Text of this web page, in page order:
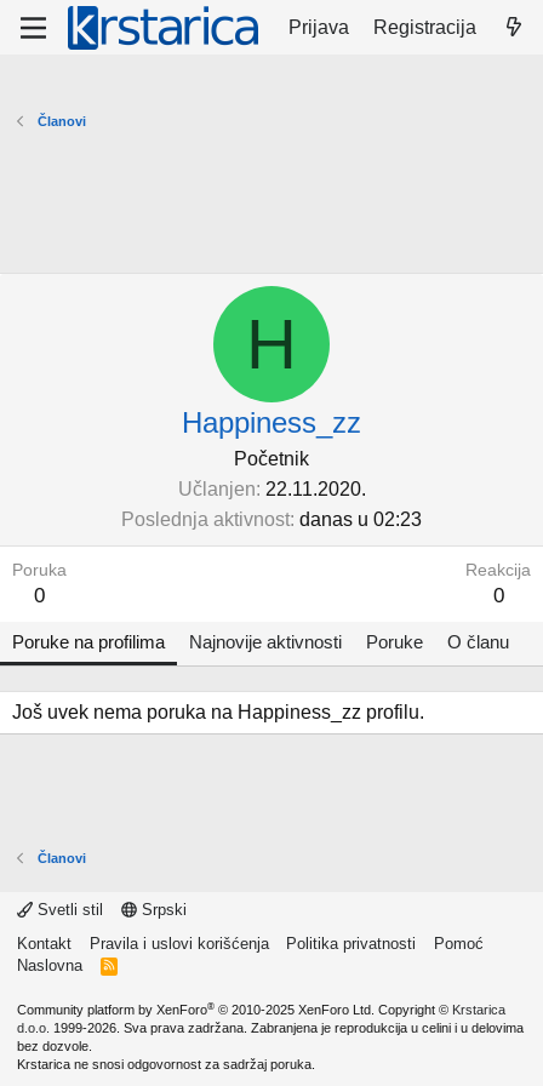
Prijava Registracija
Članovi
H
Happiness_zz
Početnik
Učlanjen 22.11.2020.
Poslednja aktivnost danas u 02:23
Poruka
0
Reakcija
0
Poruke na profilima Najnovije aktivnosti Poruke O članu
Još uvek nema poruka na Happiness_zz profilu.
Članovi
Svetli stil
Srpski
Kontakt
Pravila i uslovi korišćenja Politika privatnosti
Pomoć
Naslovna
R
Community platform by XenForo® © 2010-2025 XenForo Ltd. Copyright © Krstarica
d.o.o. 1999-2026. Sva prava zadržana. Zabranjena je reprodukcija u celini i u delovima
bez dozvole.
Krstarica ne snosi odgovornost za sadržaj poruka.